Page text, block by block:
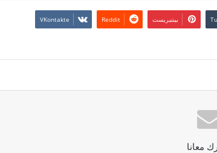
بينتيريست
معانا